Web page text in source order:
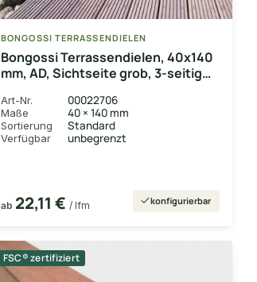
BONGOSSI TERRASSENDIELEN
Bongossi Terrassendielen, 40x140
mm, AD, Sichtseite grob, 3-seitig
Art-Nr. 00022706
Maße 40 × 140 mm
Sortierung Standard
Verfügbar unbegrenzt
ab 22,11 € / lfm konfigurierbar
FSC® zertifiziert